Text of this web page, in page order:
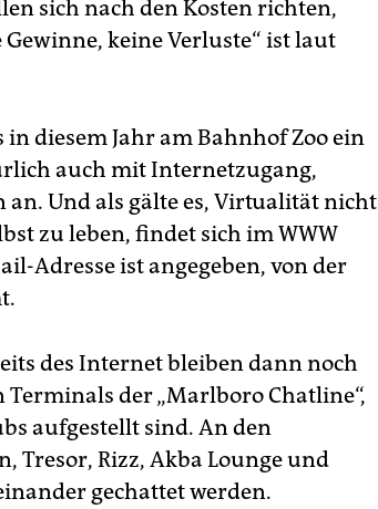
sich nach den Kosten richten,
keine Verluste“ ist laut
diesem Jahr am Bahnhof Zoo ein
auch mit Internetzugang,
an. Und als gälte es, Virtualität nicht
zu leben, findet sich im WWW
Adresse ist angegeben, von der
des Internet bleiben dann noch
der „Marlboro Chatline“,
aufgestellt sind. An den
Tresor, Rizz, Akba Lounge und
gechattet werden.